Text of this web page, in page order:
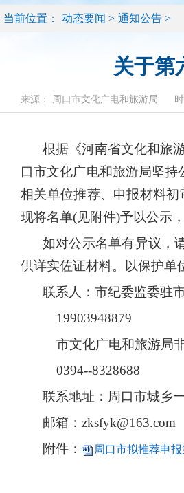
当前位置： 动态要闻 > 通知公告 >
关于第
来源： 周口市文化广电和旅游局
根据《河南省文化和旅
口市文化广电和旅游局坚
相关单位推荐、申报材料
现将名单(见附件)予以公示
如对公示名单有异议，
供详实佐证材料。以保护单
联系人：市纪委监委驻
19903948879
市文化广电和旅游局
0394--8328688
联系地址：周口市城乡
邮箱：zksfyk@163.com
附件：
周口市拟推荐申